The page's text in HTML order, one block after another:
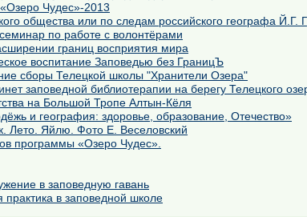
Чудес»-2013
Под флагом Русского географического общества или по следам российского
по работе с волонтёрами
границ восприятия мира
воспитание Заповедью без ГраницЪ
сборы Телецкой школы "Хранители Озера"
заповедной библиотерапии на берегу Телецкого
на Большой Тропе Алтын-Кёля
и география: здоровье, образование, Отечество»
Лето. Яйлю. Фото Е. Веселовский
программы «Озеро Чудес».
в заповедную гавань
в заповедной школе